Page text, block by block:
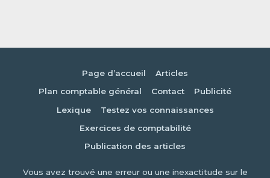
Page d’accueil
Articles
Plan comptable général
Contact
Publicité
Lexique
Testez vos connaissances
Exercices de comptabilité
Publication des articles
Vous avez trouvé une erreur ou une inexactitude sur le